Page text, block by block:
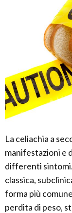
La celiachia a
manifestazioni e
differenti
classica,
forma più
perdita di peso,